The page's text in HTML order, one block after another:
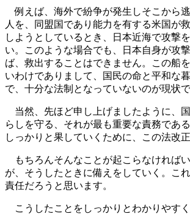
例えば、海外で紛争が発生しそこから
人を、同盟国であり能力を有する米国が
しようとしているとき、日本近海で攻撃
い。このような場合でも、日本自身が攻
ば、救出することはできません。この船
いわけでありまして、国民の命と平和な
で、十分な法制となっていないのが現状で
当然、先ほど申し上げましたように、
らしを守る、それが最も重要な責務であ
しっかりと果していくために、この法改
もちろんそんなことが起こらなければ
が、そうしたときに備えをしていく。こ
責任だろうと思います。
こうしたことをしっかりとわかりやす